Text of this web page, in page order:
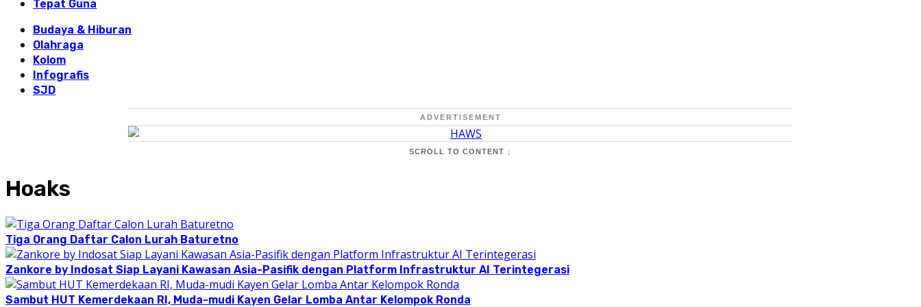
Tepat Guna
Budaya & Hiburan
Olahraga
Kolom
Infografis
SJD
ADVERTISEMENT
SCROLL TO CONTENT ↓
Hoaks
Tiga Orang Daftar Calon Lurah Baturetno
Zankore by Indosat Siap Layani Kawasan Asia-Pasifik dengan Platform Infrastruktur AI Terintegerasi
Sambut HUT Kemerdekaan RI, Muda-mudi Kayen Gelar Lomba Antar Kelompok Ronda